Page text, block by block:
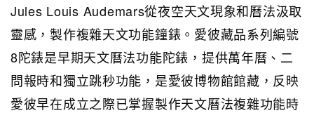
Jules Louis Audemars從夜空天文現象和曆法汲取
靈感，製作複雜天文功能鐘錶。愛彼藏品系列編號
8陀錶是早期天文曆法功能陀錶，提供萬年曆、二
問報時和獨立跳秒功能，是愛彼博物館館藏，反映
愛彼早在成立之際已掌握製作天文曆法複雜功能時